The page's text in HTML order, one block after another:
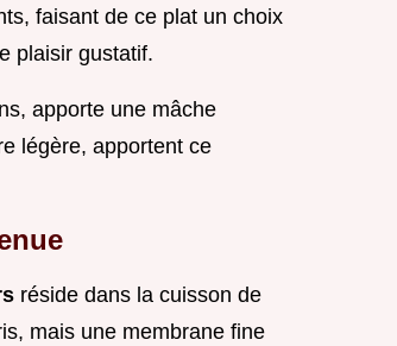
faisant de ce plat un choix
plaisir gustatif.
apporte une mâche
légère, apportent ce
réside dans la cuisson de
mais une membrane fine